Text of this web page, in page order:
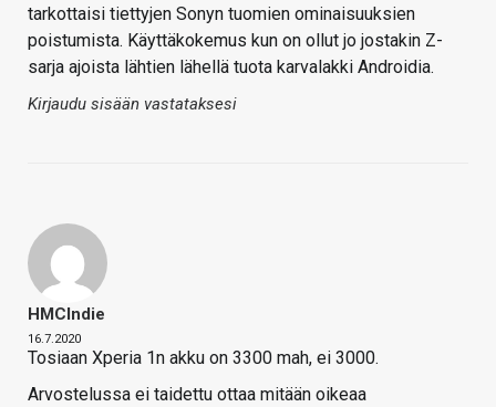
tarkottaisi tiettyjen Sonyn tuomien ominaisuuksien
poistumista. Käyttäkokemus kun on ollut jo jostakin Z-
sarja ajoista lähtien lähellä tuota karvalakki Androidia.
Kirjaudu sisään vastataksesi
HMCIndie
16.7.2020
Tosiaan Xperia 1n akku on 3300 mah, ei 3000.
Arvostelussa ei taidettu ottaa mitään oikeaa